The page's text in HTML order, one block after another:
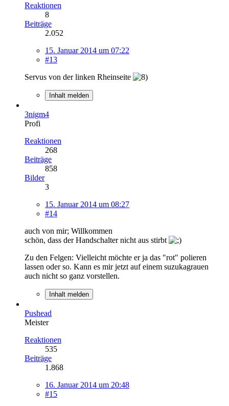
Reaktionen
8
Beiträge
2.052
15. Januar 2014 um 07:22
#13
Servus von der linken Rheinseite
Inhalt melden
3nigm4
Profi
Reaktionen
268
Beiträge
858
Bilder
3
15. Januar 2014 um 08:27
#14
auch von mir; Willkommen
schön, dass der Handschalter nicht aus stirbt
Zu den Felgen: Vielleicht möchte er ja das "rot" polieren
lassen oder so. Kann es mir jetzt auf einem suzukagrauen
auch nicht so ganz vorstellen.
Inhalt melden
Pushead
Meister
Reaktionen
535
Beiträge
1.868
16. Januar 2014 um 20:48
#15